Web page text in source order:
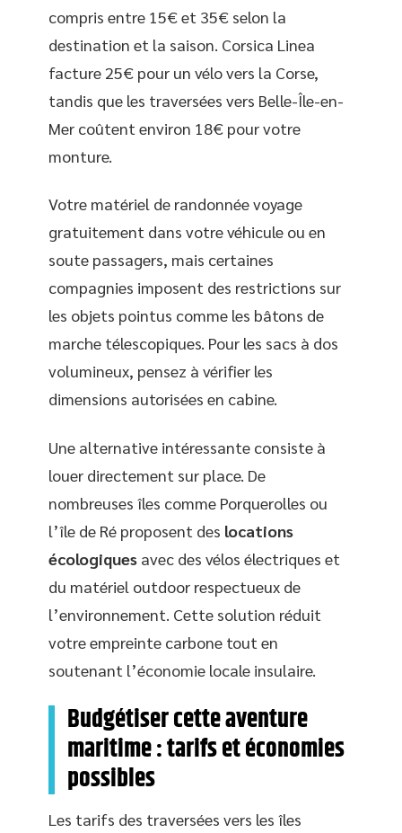
compris entre 15€ et 35€ selon la
destination et la saison. Corsica Linea
facture 25€ pour un vélo vers la Corse,
tandis que les traversées vers Belle-Île-en-
Mer coûtent environ 18€ pour votre
monture.
Votre matériel de randonnée voyage
gratuitement dans votre véhicule ou en
soute passagers, mais certaines
compagnies imposent des restrictions sur
les objets pointus comme les bâtons de
marche télescopiques. Pour les sacs à dos
volumineux, pensez à vérifier les
dimensions autorisées en cabine.
Une alternative intéressante consiste à
louer directement sur place. De
nombreuses îles comme Porquerolles ou
l’île de Ré proposent des locations
écologiques avec des vélos électriques et
du matériel outdoor respectueux de
l’environnement. Cette solution réduit
votre empreinte carbone tout en
soutenant l’économie locale insulaire.
Budgétiser cette aventure
maritime : tarifs et économies
possibles
Les tarifs des traversées vers les îles